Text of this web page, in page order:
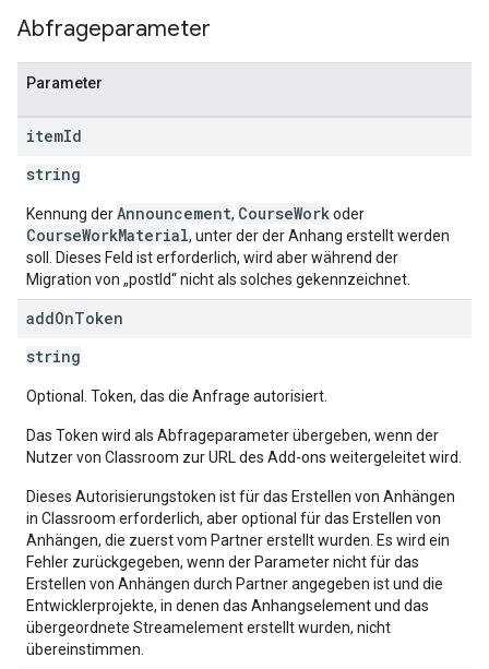
Abfrageparameter
Parameter
itemId
string
Kennung derAnnouncement, CourseWorkoder
CourseWorkMaterial, unter der der Anhang erstellt werden
soll. Dieses Feld ist erforderlich, wird aber während der
Migration von „postId“ nicht als solches gekennzeichnet.
addOnToken
string
Optional. Token, das die Anfrage autorisiert.
Das Token wird als Abfrageparameter übergeben, wenn der
Nutzer von Classroom zur URL des Add-ons weitergeleitet wird.
Dieses Autorisierungstoken ist für das Erstellen von Anhängen
in Classroom erforderlich, aber optional für das Erstellen von
Anhängen, die zuerst vom Partner erstellt wurden. Es wird ein
Fehler zurückgegeben, wenn der Parameter nicht für das
Erstellen von Anhängen durch Partner angegeben ist und die
Entwicklerprojekte, in denen das Anhangselement und das
übergeordnete Streamelement erstellt wurden, nicht
übereinstimmen.